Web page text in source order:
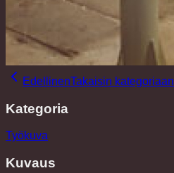
EdellinenTakaisin kategoriaan
Kategoria
Työkuva
Kuvaus